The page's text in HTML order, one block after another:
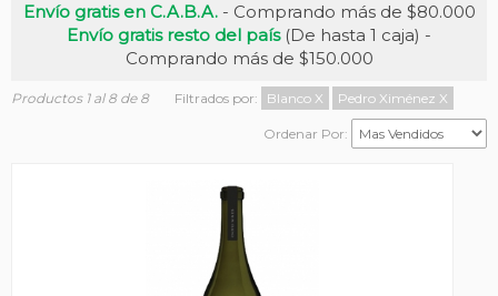
Envío gratis en C.A.B.A.- Comprando más de $80.000
Envío gratis resto del país(De hasta 1 caja) -
Comprando más de $150.000
Productos 1 al 8 de 8 Filtrados por: Blanco X Pedro Ximénez X
Ordenar Por: